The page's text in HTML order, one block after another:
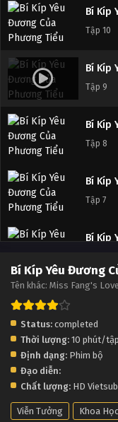
Bí Kíp
Tập 10
Bí Kíp
Tập 9
Bí Kíp
Tập 8
Bí Kíp
Tập 7
Bí Kíp
Bí Kíp
Bí Kíp
Bí Kíp
Bí Kíp Yêu Đương
Tên khác: Miss Fang's
Status: completed
Thời lượng: 10 phút/tập
Định dạng: Phim bộ
Đạo diễn:
Chất lượng: HD Vietsub
Viễn Tưởng Khoa Học